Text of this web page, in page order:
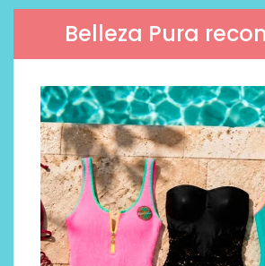
Belleza Pura